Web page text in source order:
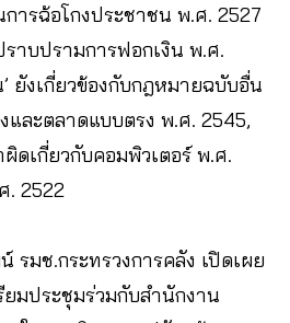
ารฉ้อโกงประชาชน พ.ศ. 2527
าบปรามการฟอกเงิน พ.ศ.
ยังเกี่ยวข้องกับกฎหมายฉบับอื่น
และตลาดแบบตรง พ.ศ. 2545,
ดเกี่ยวกับคอมพิวเตอร์ พ.ศ.
. 2522
รมช.กระทรวงการคลัง เปิดเผย
ยมประชุมร่วมกับสำนักงาน